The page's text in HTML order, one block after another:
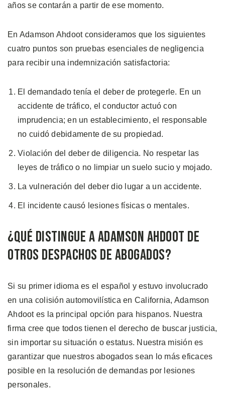
años se contarán a partir de ese momento.
En Adamson Ahdoot consideramos que los siguientes
cuatro puntos son pruebas esenciales de negligencia
para recibir una indemnización satisfactoria:
El demandado tenía el deber de protegerle. En un
accidente de tráfico, el conductor actuó con
imprudencia; en un establecimiento, el responsable
no cuidó debidamente de su propiedad.
Violación del deber de diligencia. No respetar las
leyes de tráfico o no limpiar un suelo sucio y mojado.
La vulneración del deber dio lugar a un accidente.
El incidente causó lesiones físicas o mentales.
¿Qué Distingue a Adamson Ahdoot de
Otros Despachos de Abogados?
Si su primer idioma es el español y estuvo involucrado
en una colisión automovilística en California, Adamson
Ahdoot es la principal opción para hispanos. Nuestra
firma cree que todos tienen el derecho de buscar justicia,
sin importar su situación o estatus. Nuestra misión es
garantizar que nuestros abogados sean lo más eficaces
posible en la resolución de demandas por lesiones
personales.